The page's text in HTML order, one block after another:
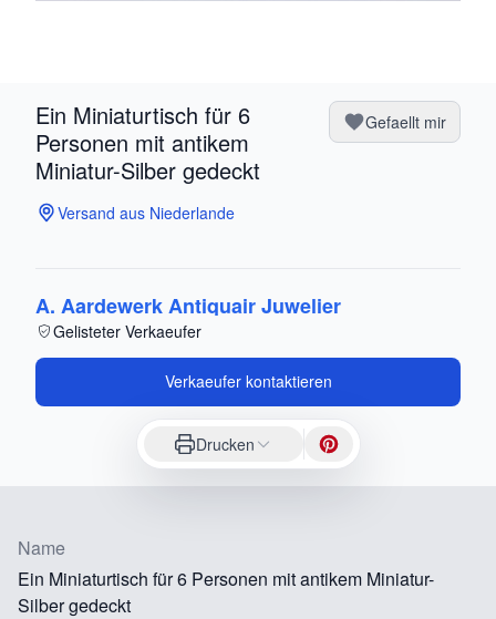
Ein Miniaturtisch für 6
Personen mit antikem
Miniatur-Silber gedeckt
Gefaellt mir
Versand aus Niederlande
A. Aardewerk Antiquair Juwelier
Gelisteter Verkaeufer
Verkaeufer kontaktieren
Drucken
Name
Ein Miniaturtisch für 6 Personen mit antikem Miniatur-
Silber gedeckt